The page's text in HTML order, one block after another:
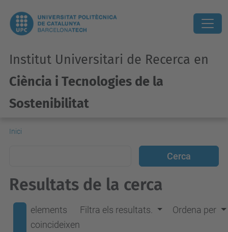
Institut Universitari de Recerca en
Ciència i Tecnologies de la
Sostenibilitat
Inici
Resultats de la cerca
elements
coincideixen
Filtra els resultats. Ordena per